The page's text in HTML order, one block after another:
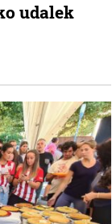
udalek